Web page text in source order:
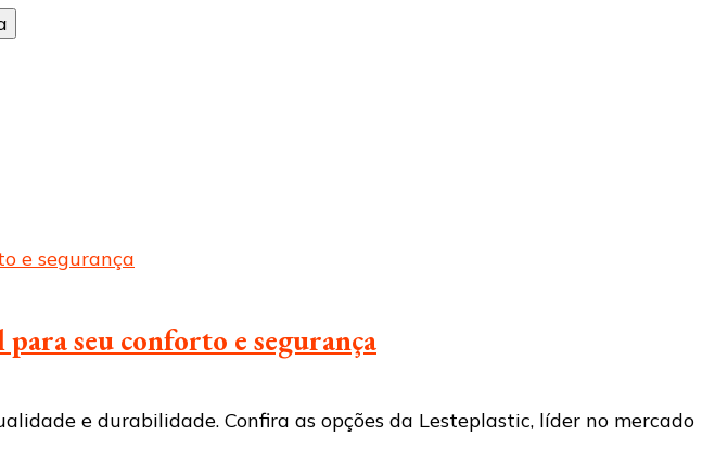
seu conforto e segurança
e durabilidade. Confira as opções da Lesteplastic, líder no mercado